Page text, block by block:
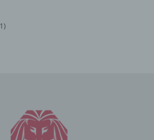
und (8) sonstige ähnliche Daten
informationstechnologischen
diese zu optimieren, (3) die dauerhafte
unserer informationstechnologischen
Technik unserer Internetseite zu